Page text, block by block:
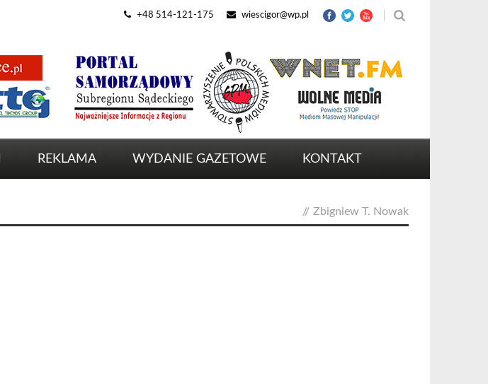
+48 514-121-175 wiescigor@wp.pl
REKLAMA WYDANIE GAZETOWE KONTAKT
// Zbigniew T. Nowak